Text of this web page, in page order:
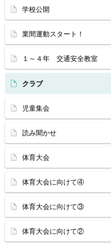
学校公開
業間運動スタート！
１～４年 交通安全教室
クラブ
児童集会
読み聞かせ
体育大会
体育大会に向けて④
体育大会に向けて③
体育大会に向けて②